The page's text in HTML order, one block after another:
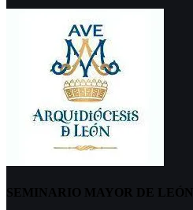
SEMINARIO MAYOR DE LEÓN